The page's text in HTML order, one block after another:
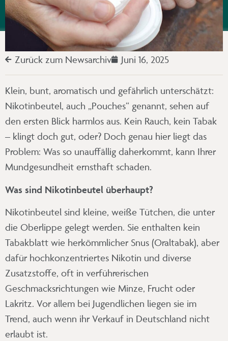
Zurück zum Newsarchiv Juni 16, 2025
Klein, bunt, aromatisch und gefährlich unterschätzt:
Nikotinbeutel, auch „Pouches“ genannt, sehen auf
den ersten Blick harmlos aus. Kein Rauch, kein Tabak
– klingt doch gut, oder? Doch genau hier liegt das
Problem: Was so unauffällig daherkommt, kann Ihrer
Mundgesundheit ernsthaft schaden.
Was sind Nikotinbeutel überhaupt?
Nikotinbeutel sind kleine, weiße Tütchen, die unter
die Oberlippe gelegt werden. Sie enthalten kein
Tabakblatt wie herkömmlicher Snus (Oraltabak), aber
dafür hochkonzentriertes Nikotin und diverse
Zusatzstoffe, oft in verführerischen
Geschmacksrichtungen wie Minze, Frucht oder
Lakritz. Vor allem bei Jugendlichen liegen sie im
Trend, auch wenn ihr Verkauf in Deutschland nicht
erlaubt ist.